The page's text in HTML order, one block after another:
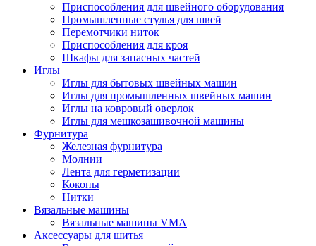
Приспособления для швейного оборудования
Промышленные стулья для швей
Перемотчики ниток
Приспособления для кроя
Шкафы для запасных частей
Иглы
Иглы для бытовых швейных машин
Иглы для промышленных швейных машин
Иглы на ковровый оверлок
Иглы для мешкозашивочной машины
Фурнитура
Железная фурнитура
Молнии
Лента для герметизации
Коконы
Нитки
Вязальные машины
Вязальные машины VMA
Аксессуары для шитья